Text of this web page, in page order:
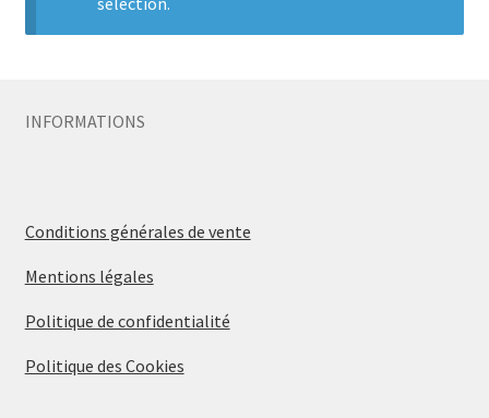
Pro.
INFORMATIONS
Conditions générales de vente
Mentions légales
Politique de confidentialité
Politique des Cookies